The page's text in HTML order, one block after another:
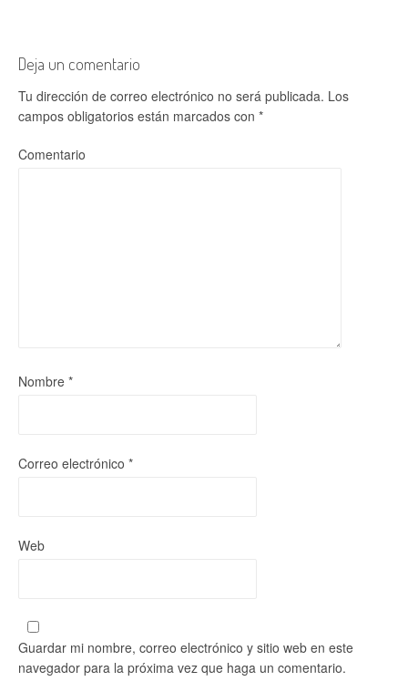
Deja un comentario
Tu dirección de correo electrónico no será publicada. Los
campos obligatorios están marcados con *
Comentario
Nombre *
Correo electrónico *
Web
Guardar mi nombre, correo electrónico y sitio web en este
navegador para la próxima vez que haga un comentario.